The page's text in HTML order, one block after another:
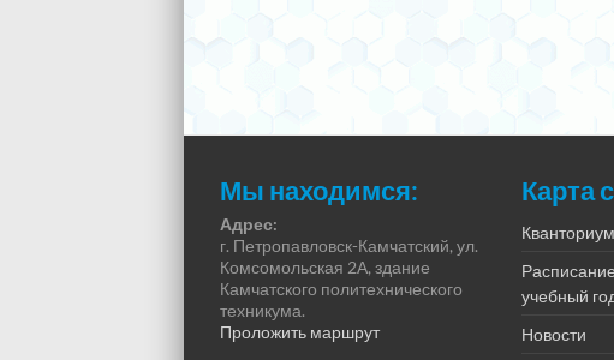
Мы находимся:
Адрес:
г. Петропавловск-Камчатский, ул.
Комсомольская 2А, здание
Камчатского политехнического
техникума.
Проложить маршрут
Карта
Кванториум
учебный
Новости